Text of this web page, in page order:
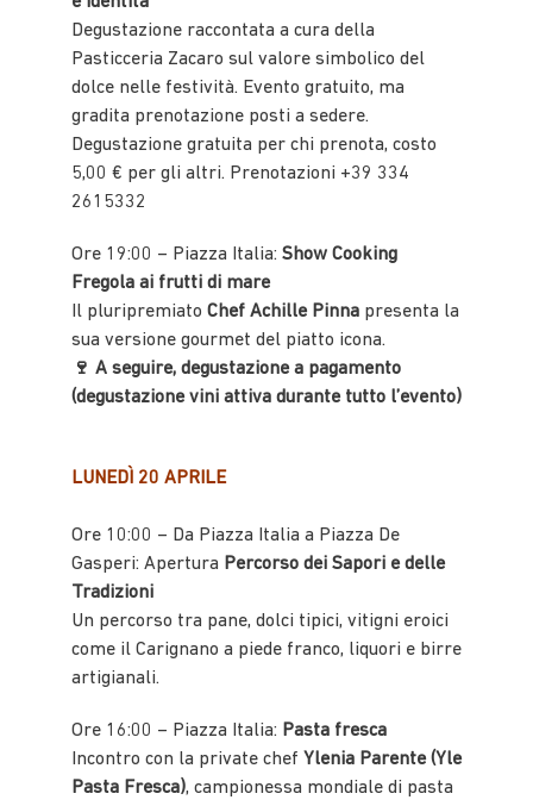
Degustazione raccontata a cura della
Pasticceria Zacaro sul valore simbolico del
dolce nelle festività. Evento gratuito, ma
gradita prenotazione posti a sedere.
Degustazione gratuita per chi prenota, costo
5,00 € per gli altri. Prenotazioni +39 334
2615332
Ore 19:00 – Piazza Italia: Show Cooking
Fregola ai frutti di mare
Il pluripremiato Chef Achille Pinna presenta la
sua versione gourmet del piatto icona.
🍷 A seguire, degustazione a pagamento
(degustazione vini attiva durante tutto l’evento)
LUNEDÌ 20 APRILE
Ore 10:00 – Da Piazza Italia a Piazza De
Gasperi: Apertura Percorso dei Sapori e delle
Tradizioni
Un percorso tra pane, dolci tipici, vitigni eroici
come il Carignano a piede franco, liquori e birre
artigianali.
Ore 16:00 – Piazza Italia: Pasta fresca
Incontro con la private chef Ylenia Parente (Yle
Pasta Fresca), campionessa mondiale di pasta